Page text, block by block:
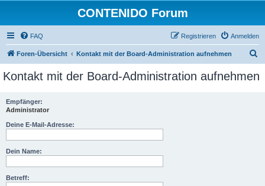
CONTENIDO Forum
FAQ Anmelden
Registrieren
Foren-Übersicht Kontakt mit der Board-Administration aufnehmen
c
Kontakt mit der Board-Administration aufnehmen
Empfänger:
Administrator
Deine E-Mail-Adresse:
Dein Name:
Betreff: